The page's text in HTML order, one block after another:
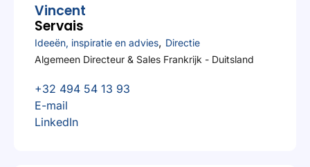
Vincent
Servais
Ideeën, inspiratie en advies, Directie
Algemeen Directeur & Sales Frankrijk - Duitsland
+32 494 54 13 93
E-mail
LinkedIn